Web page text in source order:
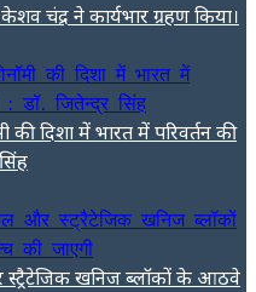
चंद्र ने कार्यभार ग्रहण किया।
दिशा में भारत में परिवर्तन की
स्ट्रैटेजिक खनिज ब्लॉकों के आठवे